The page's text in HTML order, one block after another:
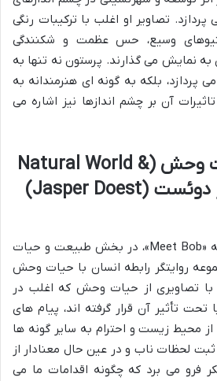
تصاویر او اغلب با ترکیبات رنگی
وسیع، حس عظمت و شکنندگی
نمایش می گذارند. پرستون نه تنها به
پردازد، بلکه به گونه ای هنرمندانه به
آن بر چشم اندازها نیز اشاره می
ه. طبیعت و حیات وحش (Natural World &
Wildlife): جاسپر دوئست (Jasper Doest)
جاسپر دوئست با مجموعه «Meet Bob»، در بخش طبیعت و حیات
روایتگر رابطه انسان با حیات وحش
تصاویری از حیات وحش که اغلب در
تحت تأثیر آن قرار گرفته اند، پیام های
محیط زیست و احترام به سایر گونه ها
لحظات ناب و در عین حال معنادار از
فرو می برد که چگونه اقدامات ما می